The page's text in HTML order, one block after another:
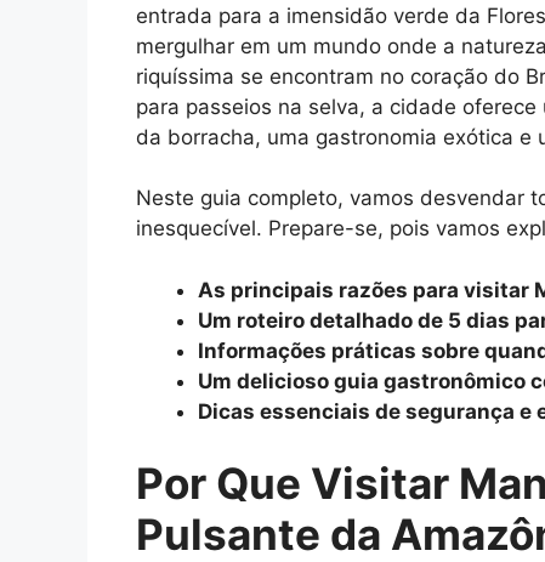
entrada para a imensidão verde da
mergulhar em um mundo onde a
riquíssima se encontram no coração do
para passeios na selva, a cidade
da borracha, uma gastronomia exótica e
Neste guia completo, vamos desvendar
inesquecível. Prepare-se, pois vamos
As principais razões para visitar
Um roteiro detalhado de 5 dias
Informações práticas sobre
Um delicioso guia gastronômico
Dicas essenciais de segurança e
Por Que Visitar
Pulsante da